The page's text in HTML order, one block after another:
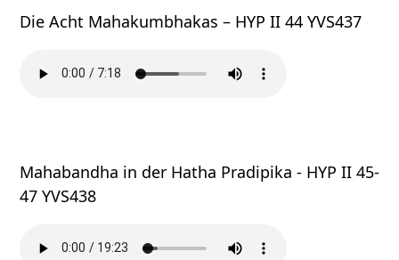
Die Acht Mahakumbhakas – HYP II 44 YVS437
Mahabandha in der Hatha Pradipika - HYP II 45-
47 YVS438